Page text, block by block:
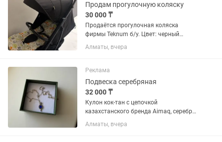
Продам прогулочную коляску
30 000 ₸
Продаётся прогулочная коляска
фирмы Teknum б/у. Цвет: черный
Положение спинки: полулёжа, сидя,
лёжа Предназначено до 4 лет.
Вместительная корзинка для...
Алматы, вчера
Реклама
Подвеска серебряная
32 000 ₸
Кулон кок-тан с цепочкой
казахстанского бренда Aimaq, серебро
925 пробы, на сайте стоит 40000. Со
значением.
Алматы, вчера